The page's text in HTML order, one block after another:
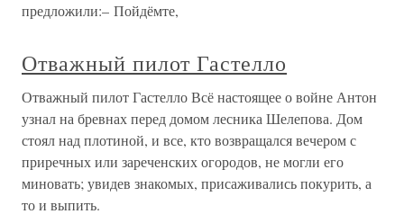
предложили:– Пойдёмте,
Отважный пилот Гастелло
Отважный пилот Гастелло Всё настоящее о войне Антон
узнал на бревнах перед домом лесника Шелепова. Дом
стоял над плотиной, и все, кто возвращался вечером с
приречных или зареченских огородов, не могли его
миновать; увидев знакомых, присаживались покурить, а
то и выпить.